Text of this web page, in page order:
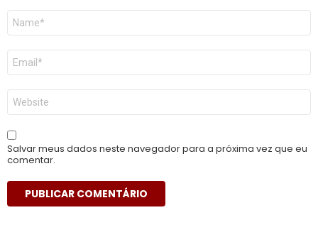
Nome
E-
mail
*
Site
Salvar meus dados neste navegador para a próxima vez que eu
comentar.